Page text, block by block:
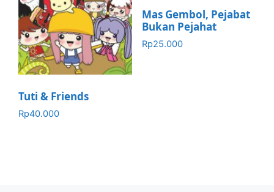
Tuti & Friends
Rp40.000
Mas Gembol, Pejabat
Bukan Pejahat
Rp25.000